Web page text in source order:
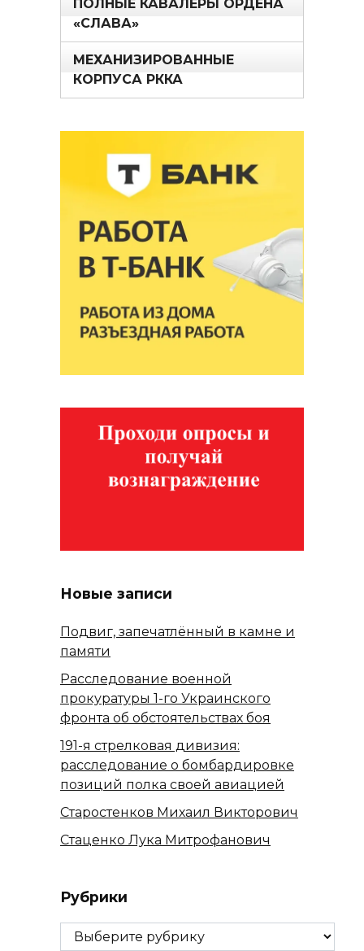
ПОЛНЫЕ КАВАЛЕРЫ ОРДЕНА
«СЛАВА»
МЕХАНИЗИРОВАННЫЕ
КОРПУСА РККА
Новые записи
Подвиг, запечатлённый в камне и
памяти
Расследование военной
прокуратуры 1-го Украинского
фронта об обстоятельствах боя
191-я стрелковая дивизия:
расследование о бомбардировке
позиций полка своей авиацией
Старостенков Михаил Викторович
Стаценко Лука Митрофанович
Рубрики
Рубрики